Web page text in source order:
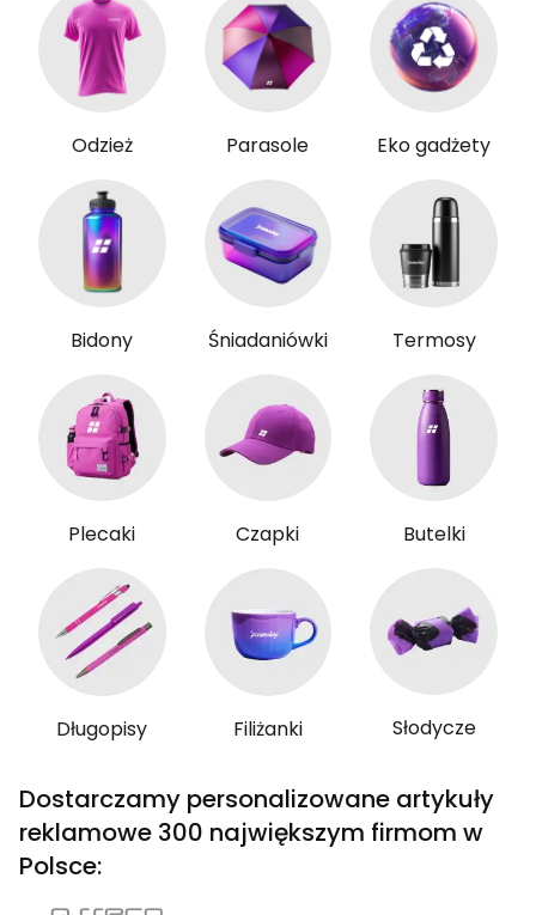
Odzież Parasole Eko gadżety
Bidony Śniadaniówki Termosy
Plecaki Czapki Butelki
Długopisy Filiżanki Słodycze
Dostarczamy personalizowane artykuły
reklamowe 300 największym firmom w
Polsce: